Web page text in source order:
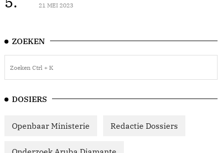
21 MEI 2023
ZOEKEN
DOSIERS
Openbaar Ministerie Redactie Dossiers